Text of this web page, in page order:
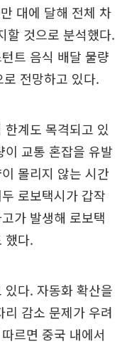
대에 달해 전체 차
할 것으로 분석했다.
트 음식 배달 물량
전망하고 있다.
계도 목격되고 있
교통 혼잡을 유발
몰리지 않는 시간
로보택시가 갑작
가 발생해 로보택
했다.
다. 자동화 확산을
감소 문제가 우려
르면 중국 내에서